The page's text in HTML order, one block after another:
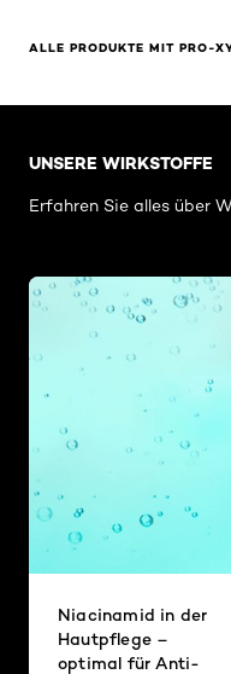
ALLE PRODUKTE MIT PRO-
UNSERE WIRKSTOFFE
Erfahren Sie alles über
Niacinamid in der
Hautpflege –
optimal für Anti-